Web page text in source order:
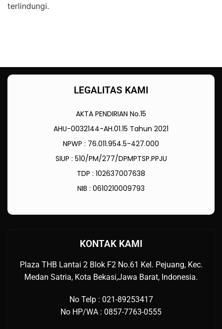
terlindungi.
LEGALITAS KAMI
AKTA PENDIRIAN No.15
AHU-0032144-AH.01.15 Tahun 2021
NPWP : 76.011.954.5-427.000
SIUP : 510/PM/277/DPMPTSP.PPJU
TDP : 102637007638
NIB : 0610210009793
KONTAK KAMI
Plaza THB Lantai 2 Blok F2 No.61 Kel. Pejuang, Kec.
Medan Satria, Kota Bekasi,Jawa Barat, Indonesia.
No Telp : 021-89253417
No HP/WA : 0857-7763-0555